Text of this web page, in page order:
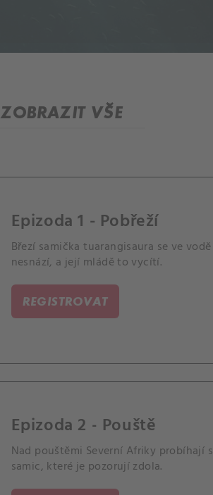
ZOBRAZIT VŠE
Epizoda 1 - Pobřeží
Březí samička tuarangisaura se ve
nesnází, a její mládě to vycítí.
REGISTROVAT
Epizoda 2 - Pouště
Nad pouštěmi Severní Afriky
samic, které je pozorují zdola.